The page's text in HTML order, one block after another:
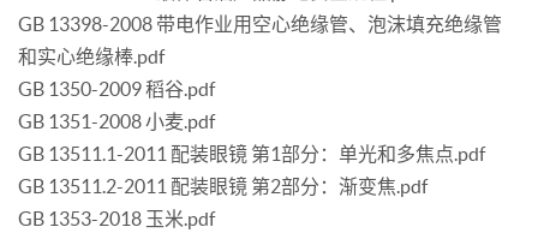
GB 13398-2008 带电作业用空心绝缘管、泡沫填充绝缘管
和实心绝缘棒.pdf
GB 1350-2009 稻谷.pdf
GB 1351-2008 小麦.pdf
GB 13511.1-2011 配装眼镜 第1部分：单光和多焦点.pdf
GB 13511.2-2011 配装眼镜 第2部分：渐变焦.pdf
GB 1353-2018 玉米.pdf